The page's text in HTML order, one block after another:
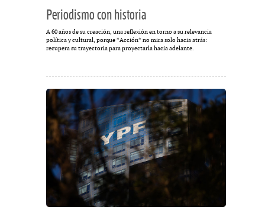
Periodismo con historia
A 60 años de su creación, una reflexión en torno a su relevancia
política y cultural, porque *Acción* no mira solo hacia atrás:
recupera su trayectoria para proyectarla hacia adelante.